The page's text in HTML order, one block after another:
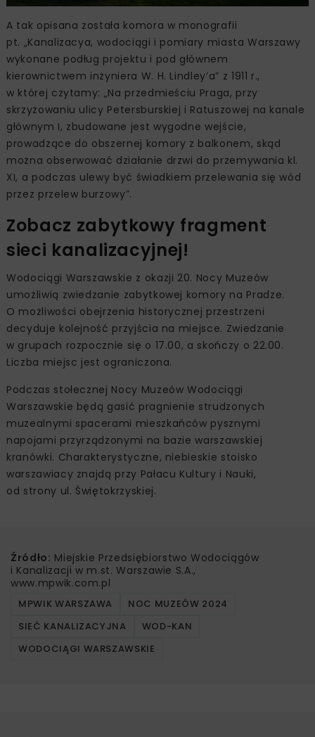
A tak opisana została komora w monografii
pt. „Kanalizacya, wodociągi i pomiary miasta Warszawy
wykonane podług projektu i pod głównem
kierownictwem inżyniera W. H. Lindley’a” z 1911 r.,
w której czytamy: „Na przedmieściu Praga, przy
skrzyżowaniu ulicy Petersburskiej i Ratuszowej na kanale
głównym I, zbudowane jest wygodne wejście,
prowadzące do obszernej komory z balkonem, skąd
można obserwować działanie drzwi do przemywania kl.
XI, a podczas ulewy być świadkiem przelewania się wód
przez przelew burzowy”.
Zobacz zabytkowy fragment
sieci kanalizacyjnej!
Wodociągi Warszawskie z okazji 20. Nocy Muzeów
umożliwią zwiedzanie zabytkowej komory na Pradze.
O możliwości obejrzenia historycznej przestrzeni
decyduje kolejność przyjścia na miejsce. Zwiedzanie
w grupach rozpocznie się o 17.00, a skończy o 22.00.
Liczba miejsc jest ograniczona.
Podczas stołecznej Nocy Muzeów Wodociągi
Warszawskie będą gasić pragnienie strudzonych
muzealnymi spacerami mieszkańców pysznymi
napojami przyrządzonymi na bazie warszawskiej
kranówki. Charakterystyczne, niebieskie stoisko
warszawiacy znajdą przy Pałacu Kultury i Nauki,
od strony ul. Świętokrzyskiej.
Źródło: Miejskie Przedsiębiorstwo Wodociągów
i Kanalizacji w m.st. Warszawie S.A.,
www.mpwik.com.pl
MPWIK WARSZAWA
NOC MUZEÓW 2024
SIEĆ KANALIZACYJNA
WOD-KAN
WODOCIĄGI WARSZAWSKIE